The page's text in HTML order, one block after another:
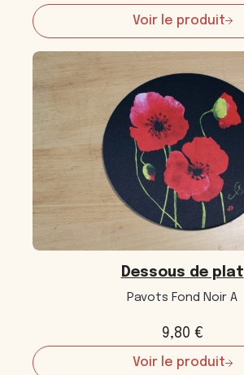
Voir le produit
:
Torchon
uni
Dessous de plat
Pavots Fond Noir A
9,80 €
Voir le produit
: